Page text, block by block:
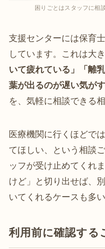
困りごとはスタッフに相
支援センターには保育
しています。これは大
いて疲れている」「離
葉が出るのが遅い気がす
を、気軽に相談できる
医療機関に行くほどで
てほしい、という相談
ッフが受け止めてくれ
けど」と切り出せば、
いてくれるケースも多い
利用前に確認する